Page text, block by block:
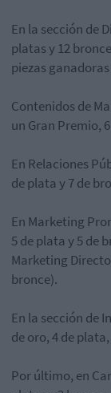
En la sección de
platas y 12
piezas ganadoras
Contenidos de
un Gran Premio,
En Relaciones
de plata y 7 de
En Marketing
5 de plata y 5 de
Marketing Directo
bronce).
En la sección de
de oro, 4 de
Por último, en